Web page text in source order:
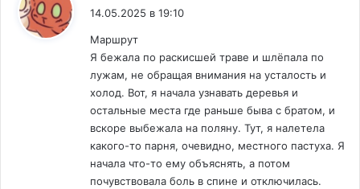
14.05.2025 в 19:10
Маршрут
Я бежала по раскисшей траве и шлёпала по
лужам, не обращая внимания на усталость и
холод. Вот, я начала узнавать деревья и
остальные места где раньше быва с братом, и
вскоре выбежала на поляну. Тут, я налетела
какого-то парня, очевидно, местного пастуха. Я
начала что-то ему объяснять, а потом
почувствовала боль в спине и отключилась.